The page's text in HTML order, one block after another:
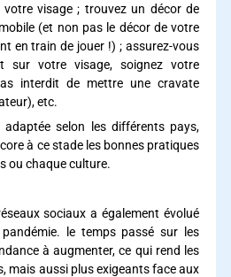
votre visage ; trouvez un décor de
(et non pas le décor de votre
en train de jouer !) ; assurez-vous
sur votre visage, soignez votre
interdit de mettre une cravate
etc.
selon les différents pays,
à ce stade les bonnes pratiques
ou chaque culture.
sociaux a également évolué
le temps passé sur les
à augmenter, ce qui rend les
mais aussi plus exigeants face aux